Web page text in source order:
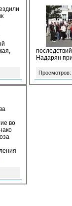
Надарян
Просмотров:
во